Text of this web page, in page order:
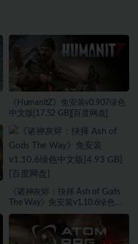
《HumanitZ》免安装v0.907绿色
中文版[17.52 GB][百度网盘]
《诸神灰烬：抉择 Ash of Gods
The Way》免安装v1.10.6绿色中
文版[4.93 GB][百度网盘]